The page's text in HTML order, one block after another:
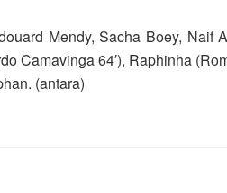
Mendy, Sacha Boey, Naif
Camavinga 64′), Raphinha
(antara)